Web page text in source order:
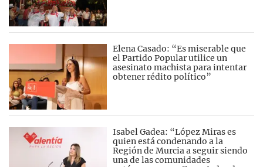
Elena Casado: “Es miserable que
el Partido Popular utilice un
asesinato machista para intentar
obtener rédito político”
Isabel Gadea: “López Miras es
quien está condenando a la
Región de Murcia a seguir siendo
una de las comunidades